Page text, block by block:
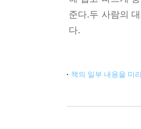
준다.ㅤ두 사람의
다.
책의 일부 내용을 미